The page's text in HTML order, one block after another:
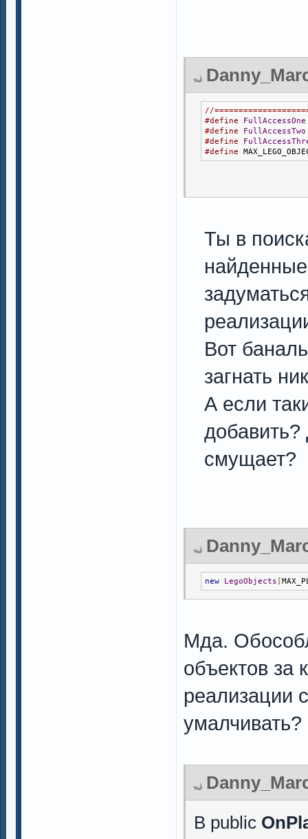
//
#define
FullAccessOne
#define
FullAccessTwo
#define
#define
Ты в
Вот
загнать
А если
добавить?
смущает?
new LegoObjects [
Мда.
объектов за
реализации
умалчивать?
В public